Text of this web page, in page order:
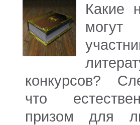
Какие
конкурсов?
что
призом для